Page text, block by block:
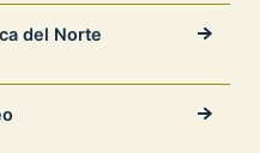
del Norte